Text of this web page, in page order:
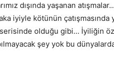
dışında yaşanan atışmalar…
iyiyle kötünün
olduğu gibi… İyiliğin
şey yok bu